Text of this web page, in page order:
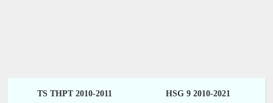
TS THPT 2010-2011 HSG 9 2010-2021